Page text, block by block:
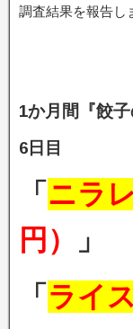
調査結果を報告し
1か月間『餃
6日目
「 ニラ
円）
」
「 ライ